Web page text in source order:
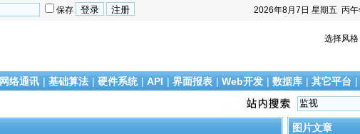
2026年8月7日 星期五 丙
保存
选择风格
网络通讯 | 基础算法 | 硬件系统 | API | 界面报表 | Web开发 | 数据库 | 其它平台 |
图片文章